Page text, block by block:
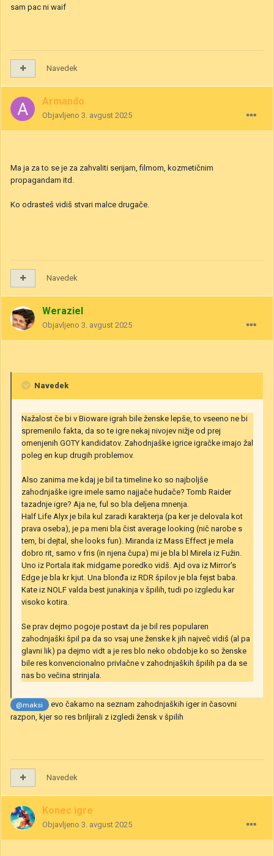
sam pac ni waif
Navedek
Armando
Objavljeno 3. avgust 2025
Ma ja za to se je za zahvaliti serijam, filmom, kozmetičnim
propagandam itd.
Ko odrasteš vidiš stvari malce drugače.
Navedek
Weraziel
Objavljeno 3. avgust 2025
Navedek
Nažalost če bi v Bioware igrah bile ženske lepše, to vseeno ne bi
spremenilo fakta, da so te igre nekaj nivojev nižje od prej
omenjenih GOTY kandidatov. Zahodnjaške igrice igračke imajo žal
poleg en kup drugih problemov.
Also zanima me kdaj je bil ta timeline ko so najboljše
zahodnjaške igre imele samo najjače hudače? Tomb Raider
tazadnje igre? Aja ne, ful so bla deljena mnenja.
Half Life Alyx je bila kul zaradi karakterja (pa ker je delovala kot
prava oseba), je pa meni bla čist average looking (nič narobe s
tem, bi dejtal, she looks fun). Miranda iz Mass Effect je mela
dobro rit, samo v fris (in njena čupa) mi je bla bl Mirela iz Fužin.
Uno iz Portala itak midgame poredko vidš. Ajd ova iz Mirror's
Edge je bla kr kjut. Una blonđa iz RDR špilov je bla fejst baba.
Kate iz NOLF valda best junakinja v špilih, tudi po izgledu kar
visoko kotira.
Se prav dejmo pogoje postavt da je bil res popularen
zahodnjaški špil pa da so vsaj une ženske k jih največ vidiš (al pa
glavni lik) pa dejmo vidt a je res blo neko obdobje ko so ženske
bile res konvencionalno privlačne v zahodnjaških špilih pa da se
nas bo večina strinjala.
@maksi
evo čakamo na seznam zahodnjaških iger in časovni
razpon, kjer so res briljirali z izgledi žensk v špilih
Navedek
Konec igre
Objavljeno 3. avgust 2025